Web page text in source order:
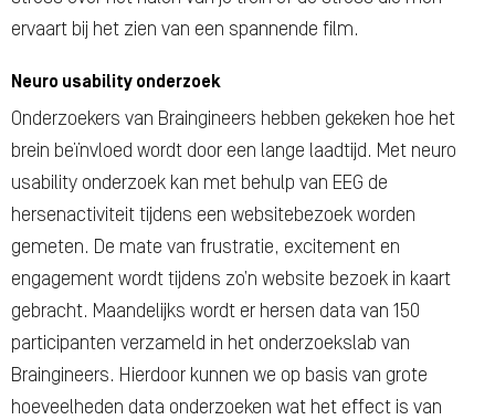
ervaart bij het zien van een spannende film.
Neuro usability onderzoek
Onderzoekers van Braingineers hebben gekeken hoe het
brein beïnvloed wordt door een lange laadtijd. Met neuro
usability onderzoek kan met behulp van EEG de
hersenactiviteit tijdens een websitebezoek worden
gemeten. De mate van frustratie, excitement en
engagement wordt tijdens zo’n website bezoek in kaart
gebracht. Maandelijks wordt er hersen data van 150
participanten verzameld in het onderzoekslab van
Braingineers. Hierdoor kunnen we op basis van grote
hoeveelheden data onderzoeken wat het effect is van